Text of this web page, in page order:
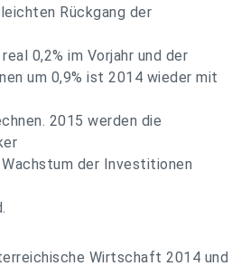
Rückgang der
0,2% im Vorjahr und der
um 0,9% ist 2014 wieder mit
2015 werden die
Wachstum der Investitionen
Wirtschaft 2014 und